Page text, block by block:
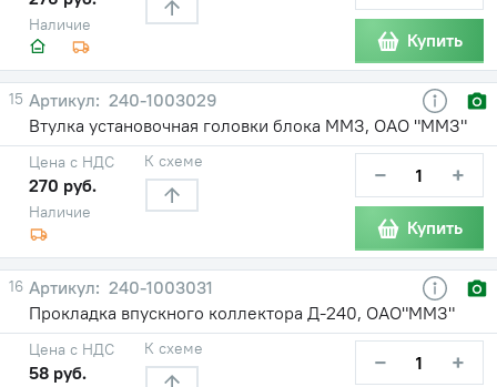
Наличие
Купить
15
240-1003029
Втулка установочная головки блока ММЗ, ОАО "ММЗ"
Наличие
Цена с НДС
270 руб.
К схеме − +
Купить
16
240-1003031
Прокладка впускного коллектора Д-240, ОАО"ММЗ"
Цена с НДС
58 руб.
К схеме − +